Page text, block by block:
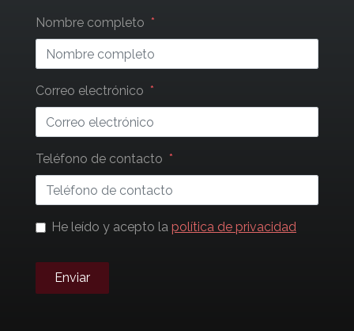
Leave
this
field
Nombre completo
Correo electrónico
Teléfono de contacto
He leído y acepto la política de privacidad
Enviar